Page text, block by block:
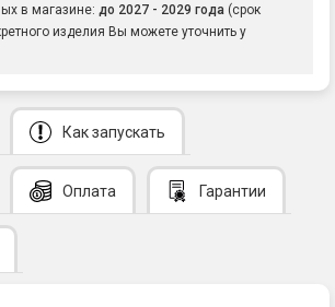
в магазине: до 2027 - 2029 года (срок
изделия Вы можете уточнить у
Как запускать
Оплата Гарантии